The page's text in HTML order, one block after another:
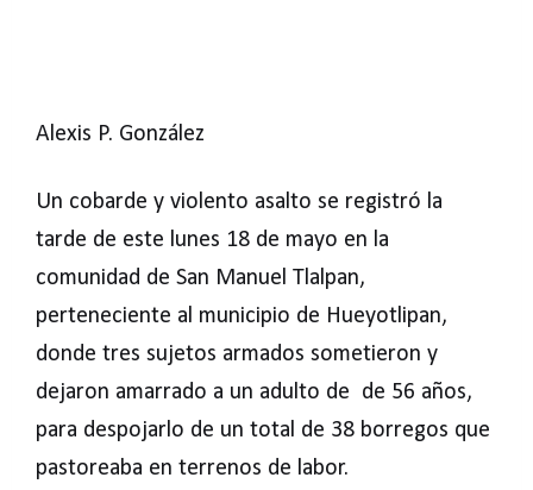
Alexis P. González
Un cobarde y violento asalto se registró la
tarde de este lunes 18 de mayo en la
comunidad de San Manuel Tlalpan,
perteneciente al municipio de Hueyotlipan,
donde tres sujetos armados sometieron y
dejaron amarrado a un adulto de de 56 años,
para despojarlo de un total de 38 borregos que
pastoreaba en terrenos de labor.